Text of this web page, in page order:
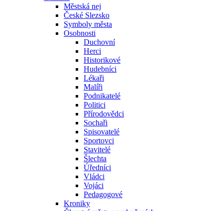
Městská nej
České Slezsko
Symboly města
Osobnosti
Duchovní
Herci
Historikové
Hudebníci
Lékaři
Malíři
Podnikatelé
Politici
Přírodovědci
Sochaři
Spisovatelé
Sportovci
Stavitelé
Šlechta
Úředníci
Vládci
Vojáci
Pedagogové
Kroniky